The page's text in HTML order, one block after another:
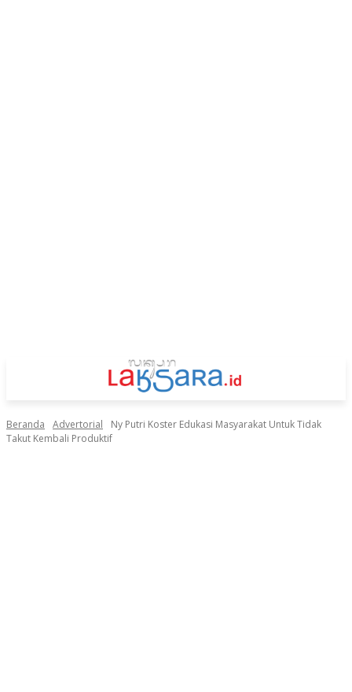
Beranda Advertorial
Ny Putri Koster Edukasi Masyarakat Untuk Tidak
Takut Kembali Produktif